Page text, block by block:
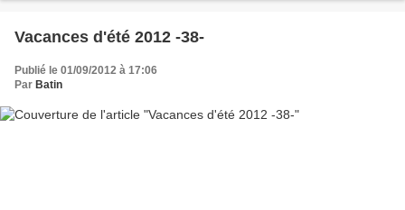
Vacances d'été 2012 -38-
Publié le 01/09/2012 à 17:06
Par Batin